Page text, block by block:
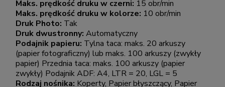
Maks. prędkość druku w czerni: 15 obr/min
Maks. prędkość druku w kolorze: 10 obr/min
Druk Photo: Tak
Druk dwustronny: Automatyczny
Podajnik papieru: Tylna taca: maks. 20 arkuszy
(papier fotograficzny) lub maks. 100 arkuszy (zwykły
papier) Przednia taca: maks. 100 arkuszy (papier
zwykły) Podajnik ADF: A4, LTR = 20, LGL = 5
Rodzaj nośnika: Koperty, Papier błyszczący, Papier